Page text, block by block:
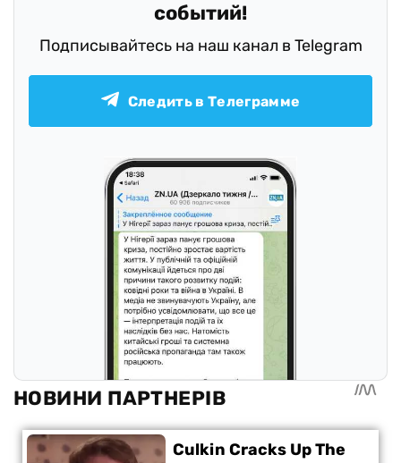
событий!
Подписывайтесь на наш канал в Telegram
Следить в Телеграмме